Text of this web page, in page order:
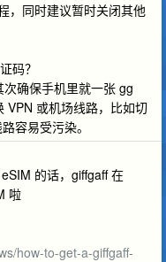
，同时建议暂时关闭其他
码？
确保手机里就一张 gg
VPN 或机场线路，比如切
容易受污染。
的话，giffgaff 在
啦
how-to-get-a-giffgaff-